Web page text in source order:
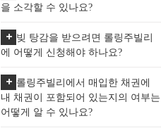
을 소각할 수 있나요?
빚 탕감을 받으려면 롤링주빌리
에 어떻게 신청해야 하나요?
롤링주빌리에서 매입한 채권에
내 채권이 포함되어 있는지의 여부는
어떻게 알 수 있나요?